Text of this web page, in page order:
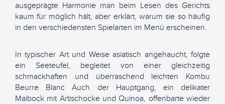
ausgeprägte Harmonie man beim Lesen des Gerichts
kaum für möglich hält, aber erklärt, warum sie so häufig
in den verschiedensten Spielarten im Menü erscheinen.
In typischer Art und Weise asiatisch angehaucht, folgte
ein Seeteufel, begleitet von einer gleichzeitig
schmackhaften und überraschend leichten Kombu
Beurre Blanc Auch der Hauptgang, ein delikater
Maibock mit Artischocke und Quinoa, offenbarte wieder